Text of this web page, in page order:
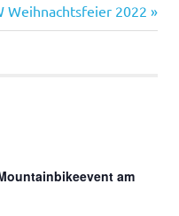
Weihnachtsfeier 2022
am